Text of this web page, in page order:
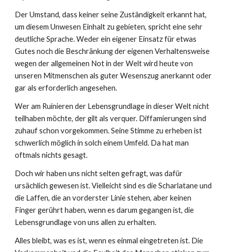
Der Umstand, dass keiner seine Zuständigkeit erkannt hat,
um diesem Unwesen Einhalt zu gebieten, spricht eine sehr
deutliche Sprache. Weder ein eigener Einsatz für etwas
Gutes noch die Beschränkung der eigenen Verhaltensweise
wegen der allgemeinen Not in der Welt wird heute von
unseren Mitmenschen als guter Wesenszug anerkannt oder
gar als erforderlich angesehen.
Wer am Ruinieren der Lebensgrundlage in dieser Welt nicht
teilhaben möchte, der gilt als verquer. Diffamierungen sind
zuhauf schon vorgekommen. Seine Stimme zu erheben ist
schwerlich möglich in solch einem Umfeld. Da hat man
oftmals nichts gesagt.
Doch wir haben uns nicht selten gefragt, was dafür
ursächlich gewesen ist. Vielleicht sind es die Scharlatane und
die Laffen, die an vorderster Linie stehen, aber keinen
Finger gerührt haben, wenn es darum gegangen ist, die
Lebensgrundlage von uns allen zu erhalten.
Alles bleibt, was es ist, wenn es einmal eingetreten ist. Die